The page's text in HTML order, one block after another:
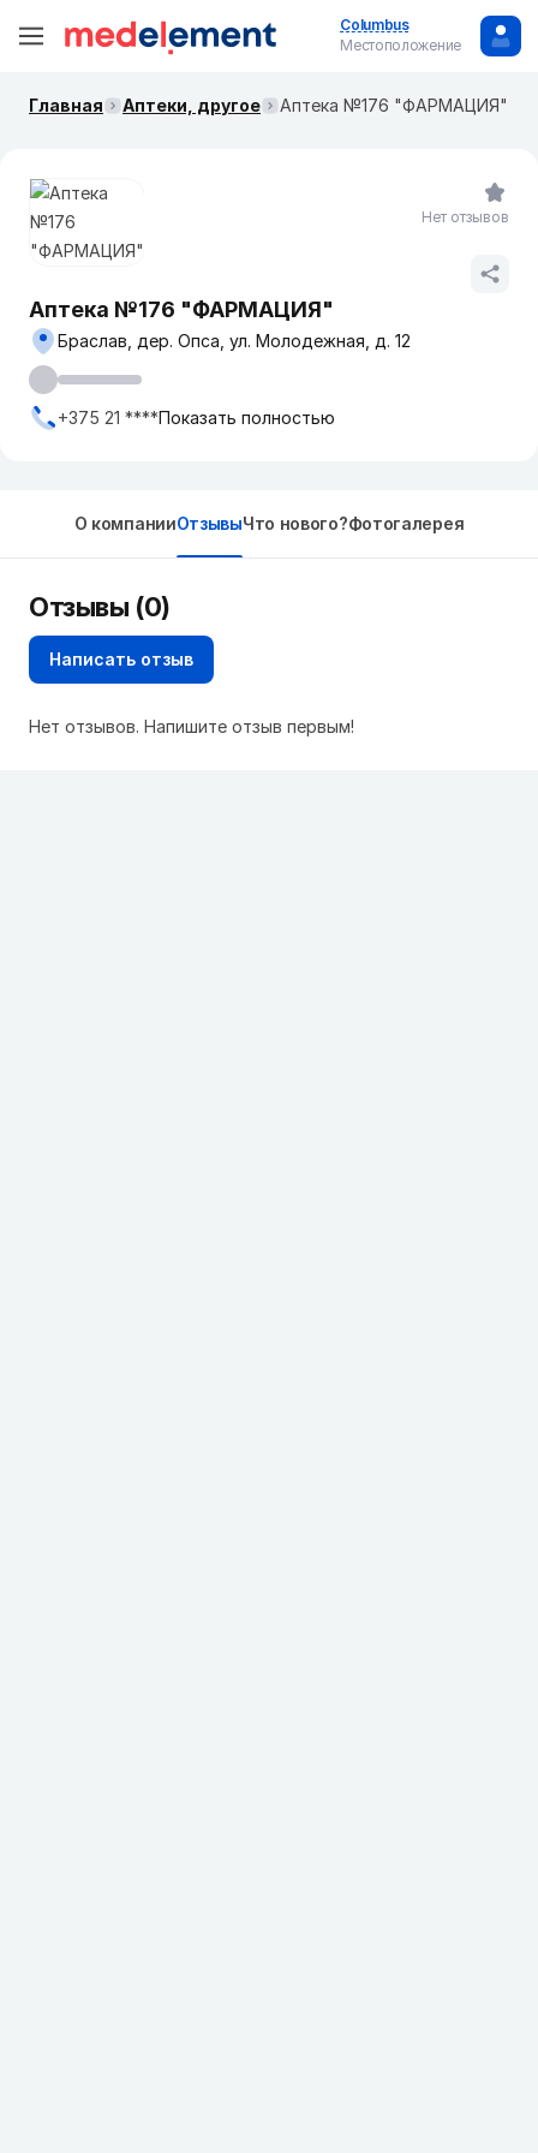
Columbus
Местоположение
Главная Аптеки, другое Аптека №176 "ФАРМАЦИЯ"
Аптека №176 "ФАРМАЦИЯ"
Браслав, дер. Опса, ул. Молодежная, д. 12
+375 21 ****Показать полностью
Нет отзывов
О компанииОтзывыЧто нового?Фотогалерея
Отзывы (0)
Написать отзыв
Нет отзывов. Напишите отзыв первым!